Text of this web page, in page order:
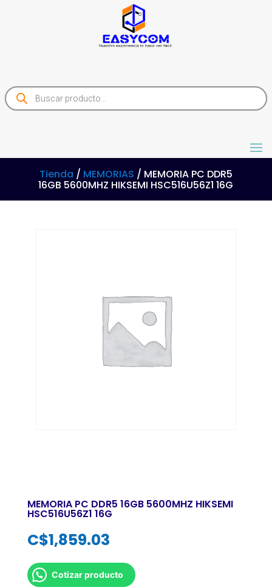
Products
search
Tienda / MEMORIAS / MEMORIA PC DDR5
16GB 5600MHZ HIKSEMI HSC516U56Z1 16G
MEMORIA PC DDR5 16GB 5600MHZ HIKSEMI
HSC516U56Z1 16G
C$1,859.03
Cotizar producto